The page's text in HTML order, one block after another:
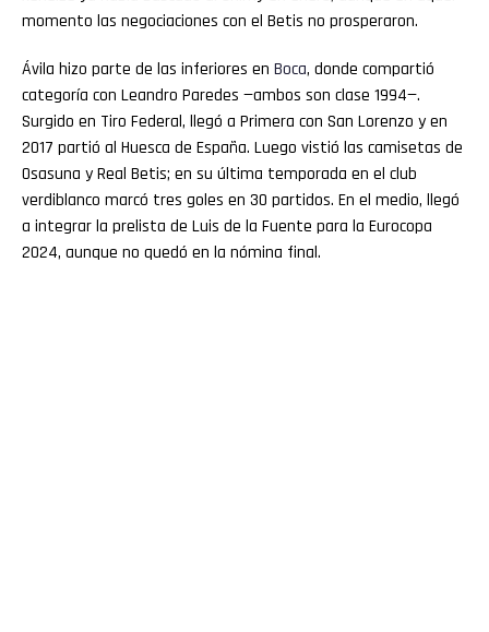
momento las negociaciones con el Betis no prosperaron.
Ávila hizo parte de las inferiores en Boca, donde compartió
categoría con Leandro Paredes —ambos son clase 1994—.
Surgido en Tiro Federal, llegó a Primera con San Lorenzo y en
2017 partió al Huesca de España. Luego vistió las camisetas de
Osasuna y Real Betis; en su última temporada en el club
verdiblanco marcó tres goles en 30 partidos. En el medio, llegó
a integrar la prelista de Luis de la Fuente para la Eurocopa
2024, aunque no quedó en la nómina final.